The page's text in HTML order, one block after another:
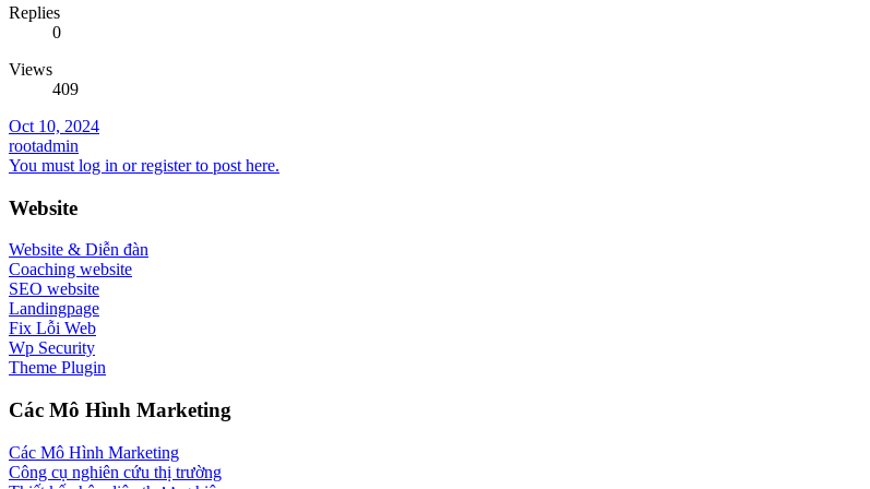
Replies
0
Views
409
Oct 10, 2024
rootadmin
You must log in or register to post here.
Website
Website & Diễn đàn
Coaching website
SEO website
Landingpage
Fix Lỗi Web
Wp Security
Theme Plugin
Các Mô Hình Marketing
Các Mô Hình Marketing
Công cụ nghiên cứu thị trường